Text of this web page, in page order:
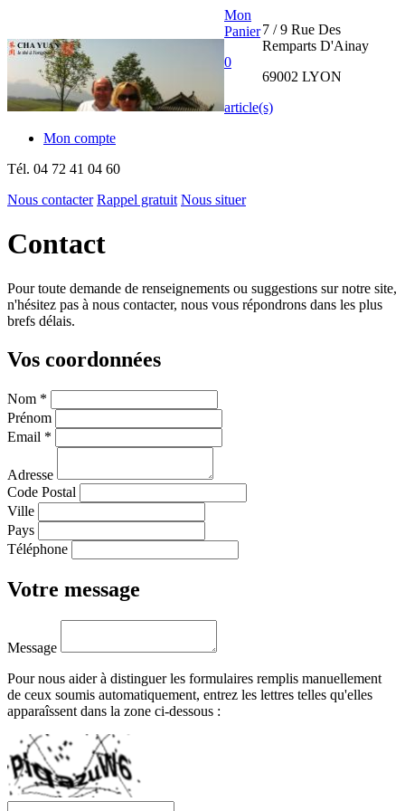
THE CHA
INTERNATIONAL
7 / 9 Rue Des
Remparts D'Ainay
69002 LYON
Mon
Panier
0
article(s)
Mon compte
Tél. 04 72 41 04 60
Nous contacter Rappel gratuit Nous situer
Contact
Pour toute demande de renseignements ou suggestions sur notre site,
n'hésitez pas à nous contacter, nous vous répondrons dans les plus
brefs délais.
Vos coordonnées
Nom *
Prénom
Email *
Adresse
Code Postal
Ville
Pays
Téléphone
Votre message
Message
Pour nous aider à distinguer les formulaires remplis manuellement
de ceux soumis automatiquement, entrez les lettres telles qu'elles
apparaîssent dans la zone ci-dessous :